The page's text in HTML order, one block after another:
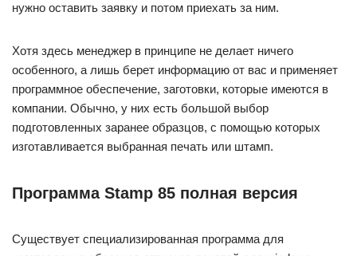
нужно оставить заявку и потом приехать за ним.
Хотя здесь менеджер в принципе не делает ничего
особенного, а лишь берет информацию от вас и применяет
программное обеспечение, заготовки, которые имеются в
компании. Обычно, у них есть большой выбор
подготовленных заранее образцов, с помощью которых
изготавливается выбранная печать или штамп.
Программа Stamp 85 полная версия
Существует специализированная программа для